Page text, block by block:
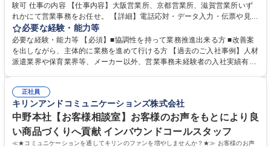
験可 仕事の内容 【仕事内容】大阪営業所、京都営業所、滋賀営業所いず
れかにて営業事務をお任せ。 【詳細】電話応対・データ入力・伝票や見積
の作成・カタログ送付・来客対応・営業所内で発生する事務業務や業務改
善をお任せ。 【教育制度】ご入社後、育成担当とペアになりながらOJTに
て業務を覚えていただくことが可能です。業務システムがきちんと構築さ
れているため、スムーズに仕事に慣れることができる環境です。また、
募集職種 【大阪・京都・滋賀】営業事務 ※未経験可
必要な経験・能力等
必要な経験・能力等 【必須】■協調性を持って業務推進出来る方 ■改善案
を出しながら、主体的に業務を進めて行ける方 【過去のご入社事例】人材
派遣業界や保育業界等、メーカー以外、営業事務未経験者の入社実績有
えて、お客様や社員の状況に合わせ、能動的なサポート、改善の動きも期
待され。組織を支えるスペシャリストとして、チームに貢献し、結果的に
社員から頼られる存在になることができます。平均19:30の退勤以降の業
務の持ち帰りも禁止されており、メリハリのある働き方となります。 学
歴・資格 学歴：大学院 大学 高専 短大 語学力： 資格：
正社員
キリンアンドコミュニケーションズ株式会社
中野本社【お客様相談室】お客様のお声をもとにより良
い商品づくりへ貢献 インバウンドコールスタッフ
≪★コミュニケーションを通してキリンのファンを増やしませんか？★≫ お客様のお声